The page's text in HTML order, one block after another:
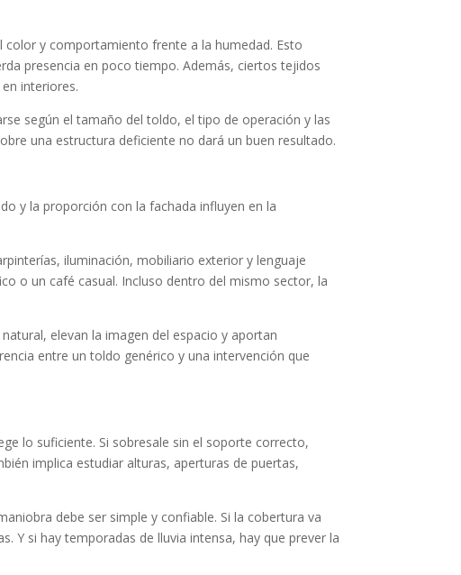
y comportamiento frente a la humedad. Esto
presencia en poco tiempo. Además, ciertos tejidos
interiores.
según el tamaño del toldo, el tipo de operación y las
una estructura deficiente no dará un buen resultado.
y la proporción con la fachada influyen en la
iluminación, mobiliario exterior y lenguaje
o un café casual. Incluso dentro del mismo sector, la
elevan la imagen del espacio y aportan
entre un toldo genérico y una intervención que
lo suficiente. Si sobresale sin el soporte correcto,
implica estudiar alturas, aperturas de puertas,
debe ser simple y confiable. Si la cobertura va
Y si hay temporadas de lluvia intensa, hay que prever la